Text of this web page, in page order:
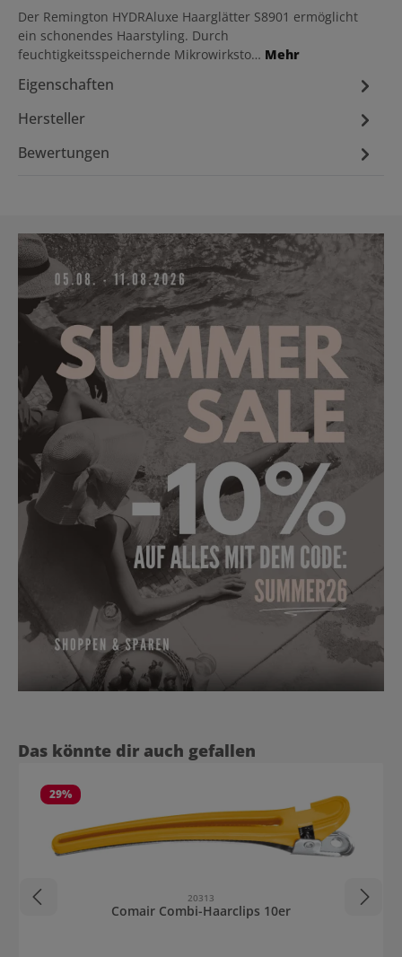
Der Remington HYDRAluxe Haarglätter S8901 ermöglicht
ein schonendes Haarstyling. Durch
feuchtigkeitsspeichernde Mikrowirksto… Mehr
Eigenschaften
Hersteller
Bewertungen
Produktgalerie überspringen
Das könnte dir auch gefallen
29%
20313
Comair Combi-Haarclips 10er